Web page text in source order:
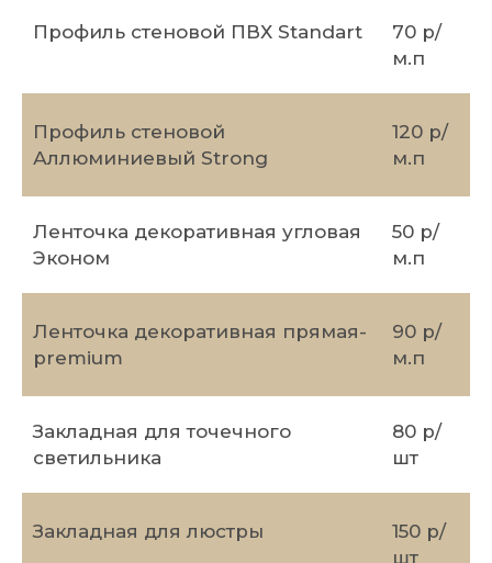
Профиль стеновой ПВХ Standart
70 р/
м.п
Профиль стеновой
Аллюминиевый Strong
120 р/
м.п
Ленточка декоративная угловая
Эконом
50 р/
м.п
Ленточка декоративная прямая-
premium
90 р/
м.п
Закладная для точечного
светильника
80 р/
шт
Закладная для люстры
150 р/
шт